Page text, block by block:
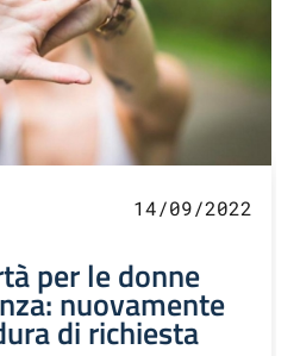
14/09/2022
per le donne
nuovamente
di richiesta